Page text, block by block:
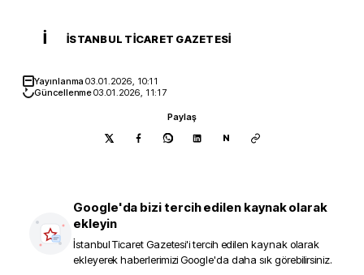
İ İSTANBUL TICARET GAZETESI
Yayınlanma03.01.2026, 10:11
Güncellenme03.01.2026, 11:17
Paylaş
N
Google'da bizi tercih edilen kaynak olarak
ekleyin
İstanbul Ticaret Gazetesi'i tercih edilen kaynak olarak
ekleyerek haberlerimizi Google'da daha sık görebilirsiniz.